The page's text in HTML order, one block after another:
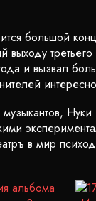
большой
выходу
и вызвал
в мир